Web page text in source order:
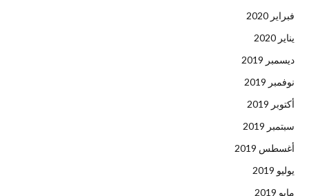
فبراير 2020
يناير 2020
ديسمبر 2019
نوفمبر 2019
أكتوبر 2019
سبتمبر 2019
أغسطس 2019
يوليو 2019
مايو 2019